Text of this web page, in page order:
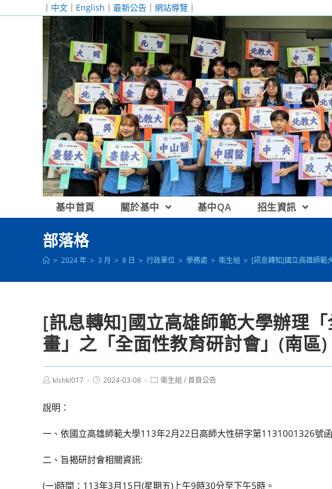
｜ 中文 ｜ English ｜ 最新公告 ｜ 網站導覽 ｜
基中首頁 關於基中 基中QA 招生資訊
部落格
> 2024 年 > 3 月 > 8 日 > 行政單位 > 學務處 > 衛生組 > [訊息轉知]國立高雄師範
[訊息轉知]國立高雄師範大學辦理
畫」之「全面性教育研討會」(南區
Postklshkl017
Post2024-03-08
Post衛生組 /首頁公告
說明：
一、依國立高雄師範大學113年2月22日高師大性研字第1131001326號函
二、旨揭研討會相關資訊:
(一)時間：113年3月15日(星期五)上午9時30分至下午5時。